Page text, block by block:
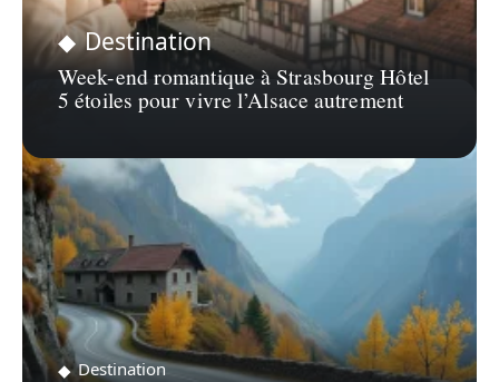
Destination
Week-end romantique à Strasbourg Hôtel
5 étoiles pour vivre l’Alsace autrement
Destination